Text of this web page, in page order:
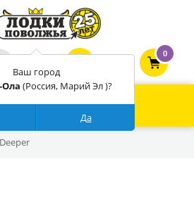
0
ТОВАРОВ
Deeper
Ваш город
(Россия, Марий Эл )?
Да